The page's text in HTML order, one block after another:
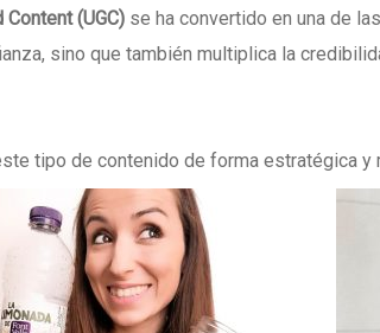
(UGC) se ha convertido en una de
sino que también multiplica la
tipo de contenido de forma estratégica y